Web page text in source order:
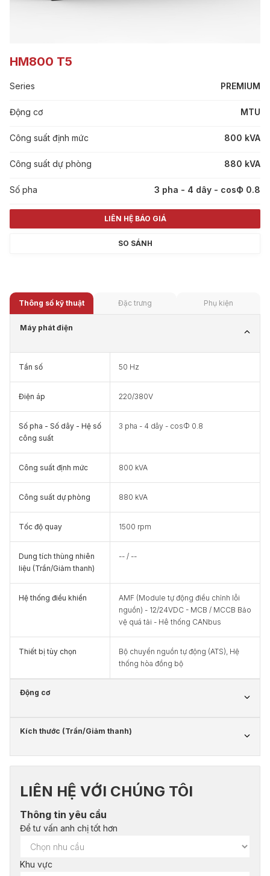
HM800 T5
Series PREMIUM
Động cơ MTU
Công suất định mức 800 kVA
Công suất dự phòng 880 kVA
Số pha 3 pha - 4 dây - cosФ 0.8
LIÊN HỆ BÁO GIÁ
SO SÁNH
Thông số kỹ thuật Đặc trưng Phụ kiện
Máy phát điện
Tần số 50 Hz
Điện áp 220/380V
Số pha - Số dây - Hệ số
công suất
3 pha - 4 dây - cosФ 0.8
Công suất định mức 800 kVA
Công suất dự phòng 880 kVA
Tốc độ quay 1500 rpm
Dung tích thùng nhiên
liệu (Trần/Giảm thanh)
-- / --
Hệ thống điều khiển
AMF (Module tự động điều chỉnh lỗi
nguồn) - 12/24VDC - MCB / MCCB Bảo
vệ quá tải - Hê thống CANbus
Thiết bị tùy chọn
Bộ chuyển nguồn tự động (ATS), Hệ
thống hòa đồng bộ
Động cơ
Kích thước (Trần/Giảm thanh)
LIÊN HỆ VỚI CHÚNG TÔI
Thông tin yêu cầu
Để tư vấn anh chị tốt hơn
Khu vực